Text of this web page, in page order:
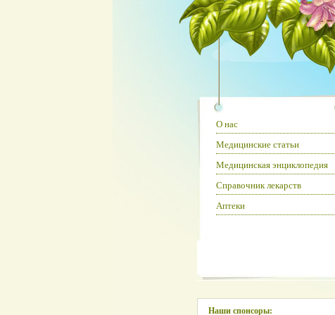
О нас
Медицинские статьи
Медицинская энциклопедия
Справочник лекарств
Аптеки
Наши спонсоры: